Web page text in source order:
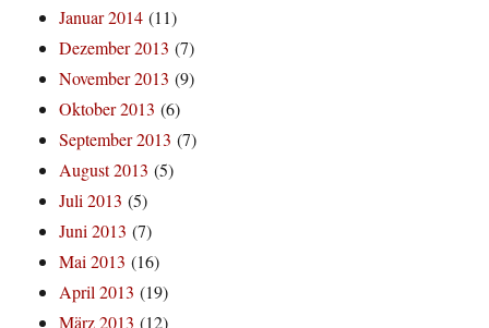
Januar 2014 (11)
Dezember 2013 (7)
November 2013 (9)
Oktober 2013 (6)
September 2013 (7)
August 2013 (5)
Juli 2013 (5)
Juni 2013 (7)
Mai 2013 (16)
April 2013 (19)
März 2013 (12)